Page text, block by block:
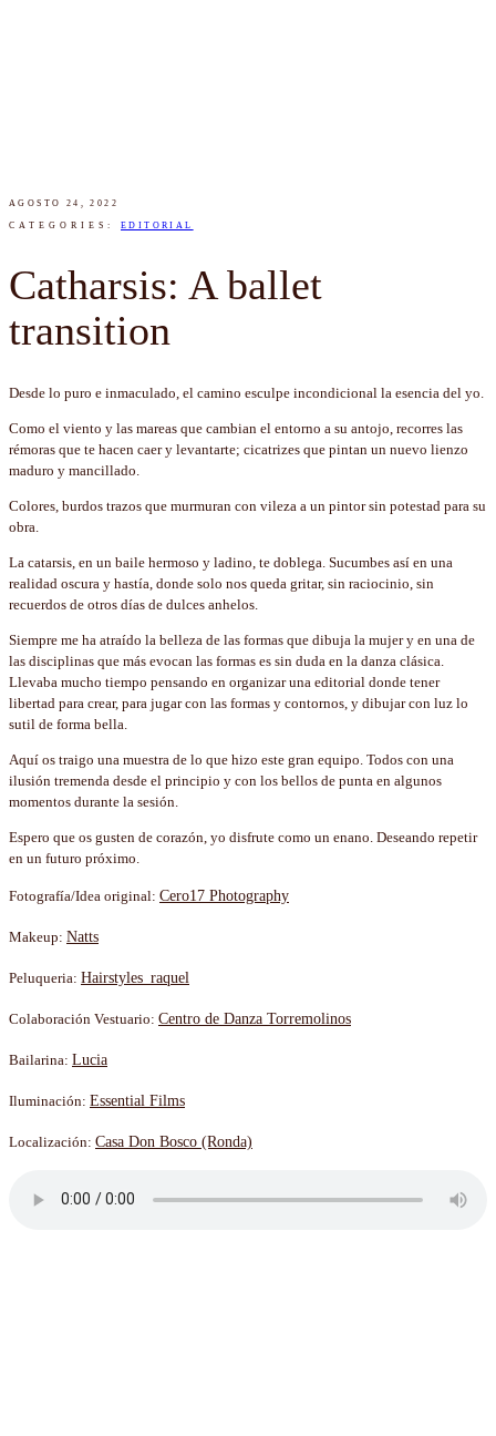
AGOSTO 24, 2022
CATEGORIES: EDITORIAL
Catharsis: A ballet
transition
Desde lo puro e inmaculado, el camino esculpe incondicional la esencia del yo.
Como el viento y las mareas que cambian el entorno a su antojo, recorres las
rémoras que te hacen caer y levantarte; cicatrizes que pintan un nuevo lienzo
maduro y mancillado.
Colores, burdos trazos que murmuran con vileza a un pintor sin potestad para su
obra.
La catarsis, en un baile hermoso y ladino, te doblega. Sucumbes así en una
realidad oscura y hastía, donde solo nos queda gritar, sin raciocinio, sin
recuerdos de otros días de dulces anhelos.
Siempre me ha atraído la belleza de las formas que dibuja la mujer y en una de
las disciplinas que más evocan las formas es sin duda en la danza clásica.
Llevaba mucho tiempo pensando en organizar una editorial donde tener
libertad para crear, para jugar con las formas y contornos, y dibujar con luz lo
sutil de forma bella.
Aquí os traigo una muestra de lo que hizo este gran equipo. Todos con una
ilusión tremenda desde el principio y con los bellos de punta en algunos
momentos durante la sesión.
Espero que os gusten de corazón, yo disfrute como un enano. Deseando repetir
en un futuro próximo.
Fotografía/Idea original: Cero17 Photography
Makeup: Natts
Peluqueria: Hairstyles_raquel
Colaboración Vestuario: Centro de Danza Torremolinos
Bailarina: Lucia
Iluminación: Essential Films
Localización: Casa Don Bosco (Ronda)